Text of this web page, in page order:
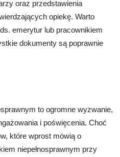
oraz przedstawienia
opiekę. Warto
emerytur lub pracownikiem
dokumenty są poprawnie
to ogromne wyzwanie,
i poświęcenia. Choć
które wprost mówią o
niepełnosprawnym przy